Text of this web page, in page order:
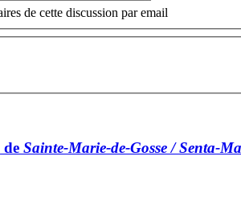
de cette discussion par email
de Sainte-Marie-de-Gosse / Senta-